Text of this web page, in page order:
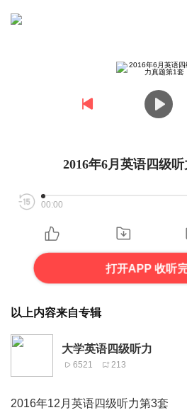
2016年6月英语四级
00:00
打开APP 收听
以上内容来自专辑
大学英语四级听力
6521 213
2016年12月英语四级听力第3套